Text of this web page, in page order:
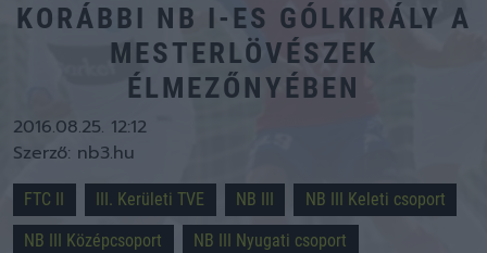
KORÁBBI NB I-ES GÓLKIRÁLY A
MESTERLÖVÉSZEK
ÉLMEZŐNYÉBEN
2016.08.25. 12:12
Szerző: nb3.hu
FTC II III. Kerületi TVE NB III
NB III Keleti csoport
NB III Középcsoport
NB III Nyugati csoport